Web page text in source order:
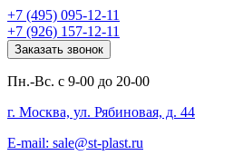
+7 (495) 095-12-11
+7 (926) 157-12-11
Заказать звонок
Пн.-Вс. с 9-00 до 20-00
г. Москва, ул. Рябиновая, д. 44
E-mail: sale@st-plast.ru